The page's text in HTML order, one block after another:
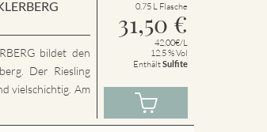
bildet den
Der Riesling
vielschichtig. Am
0.75 L Flasche
31,50 €
42.00€/L
12.5 % Vol
EnthältSulfite